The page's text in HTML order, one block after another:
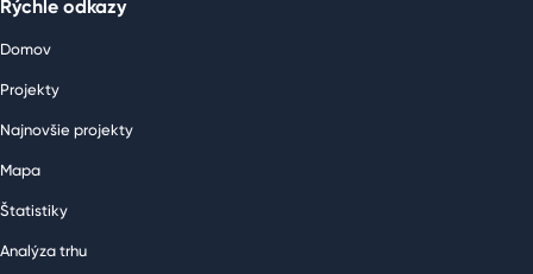
Rýchle odkazy
Domov
Projekty
Najnovšie projekty
Mapa
Štatistiky
Analýza trhu